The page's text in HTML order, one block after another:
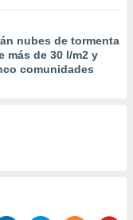
nubes de tormenta
más de 30 l/m2 y
comunidades